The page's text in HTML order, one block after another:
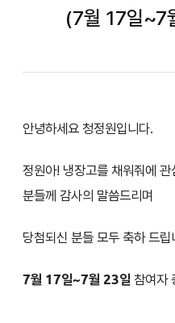
(7월 17일~7
안녕하세요 청정원입니다.
정원아! 냉장고를 채워줘에
분들께 감사의 말씀드리며
당첨되신 분들 모두 축하 드립
7월 17일~7월 23일 참여자